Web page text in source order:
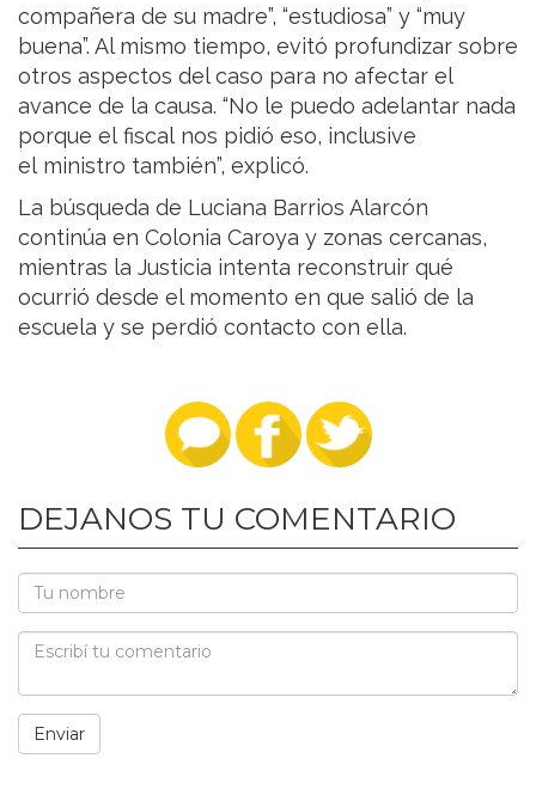
compañera de su madre”, “estudiosa” y “muy
buena”. Al mismo tiempo, evitó profundizar sobre
otros aspectos del caso para no afectar el
avance de la causa. “No le puedo adelantar nada
porque el fiscal nos pidió eso, inclusive
el ministro también”, explicó.
La búsqueda de Luciana Barrios Alarcón
continúa en Colonia Caroya y zonas cercanas,
mientras la Justicia intenta reconstruir qué
ocurrió desde el momento en que salió de la
escuela y se perdió contacto con ella.
DEJANOS TU COMENTARIO